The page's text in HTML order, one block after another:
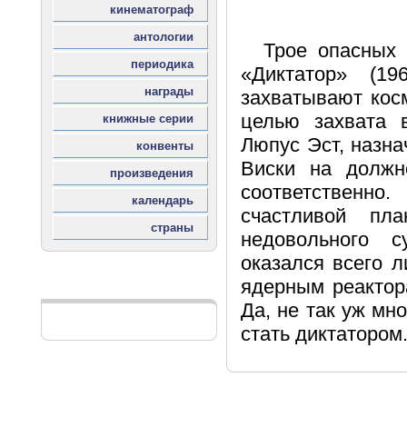
Трое опасных
«Диктатор»
захватывают
целью захвата
Люпус Эст,
Виски на
счастливой
недовольного
оказался всего
ядерным
Да, не так уж
стать диктатором.